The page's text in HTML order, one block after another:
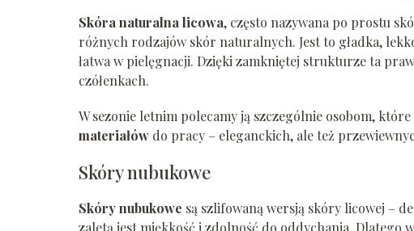
Skóra naturalna licowa, często nazywana po prostu
różnych rodzajów skór naturalnych. Jest to gładka,
łatwa w pielęgnacji. Dzięki zamkniętej strukturze ta
czółenkach.
W sezonie letnim polecamy ją szczególnie osobom,
materiałów do pracy – eleganckich, ale też
Skóry nubukowe
Skóry nubukowe są szlifowaną wersją skóry licowej –